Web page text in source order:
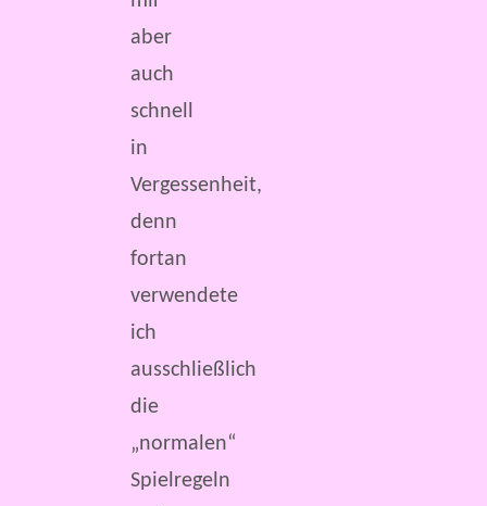
aber
auch
schnell
in
Vergessenheit,
denn
fortan
verwendete
ich
ausschließlich
die
„normalen“
Spielregeln